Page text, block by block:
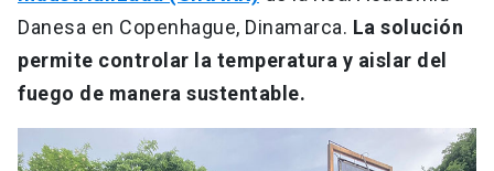
Danesa en Copenhague, Dinamarca. La solución
permite controlar la temperatura y aislar del
fuego de manera sustentable.